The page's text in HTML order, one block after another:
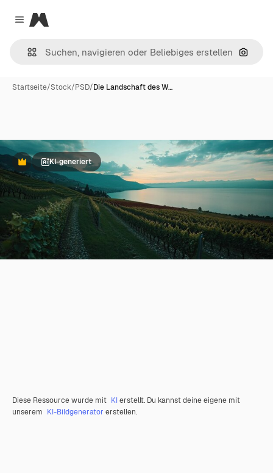
Close menu
Magnific
Nach
Startseite/Stock/PSD/Die Landschaft des W…
PremiumKI-generiert
Diese Ressource wurde mit KIerstellt. Du kannst deine eigene mit
unserem KI-Bildgenerator erstellen.